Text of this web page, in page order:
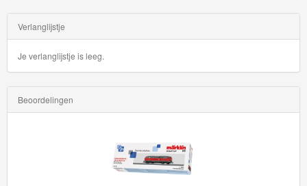
Transit
HW
First
Response
HW
Verlanglijstje
Je verlanglijstje is leeg.
Beoordelingen